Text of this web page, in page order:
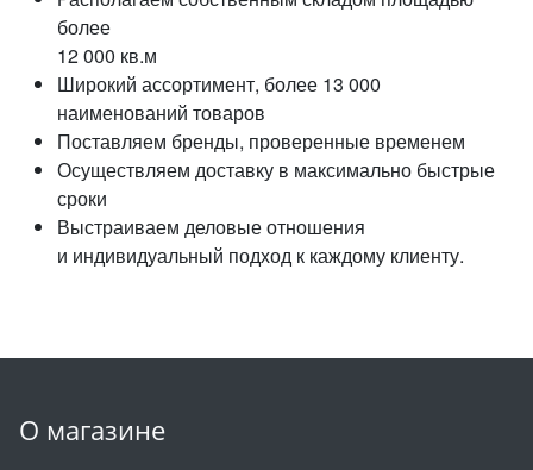
более
12 000 кв.м
Широкий ассортимент, более 13 000
наименований товаров
Поставляем бренды, проверенные временем
Осуществляем доставку в максимально быстрые
сроки
Выстраиваем деловые отношения
и индивидуальный подход к каждому клиенту.
О магазине